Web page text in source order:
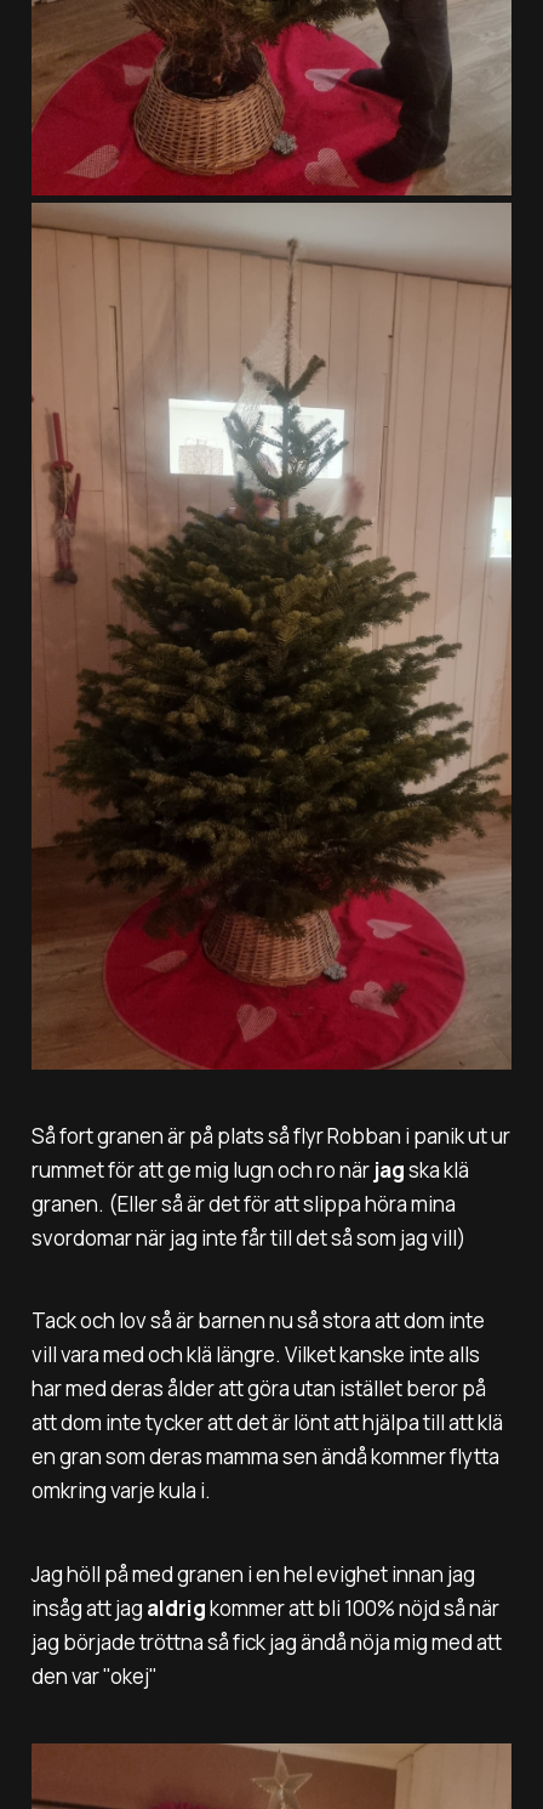
Så fort granen är på plats så flyr Robban i panik ut ur
rummet för att ge mig lugn och ro när jagska klä
granen. (Eller så är det för att slippa höra mina
svordomar när jag inte får till det så som jag vill)
Tack och lov så är barnen nu så stora att dom inte
vill vara med och klä längre. Vilket kanske inte alls
har med deras ålder att göra utan istället beror på
att dom inte tycker att det är lönt att hjälpa till att klä
en gran som deras mamma sen ändå kommer flytta
omkring varje kula i.
Jag höll på med granen i en hel evighet innan jag
insåg att jag aldrigkommer att bli 100% nöjd så när
jag började tröttna så fick jag ändå nöja mig med att
den var "okej"